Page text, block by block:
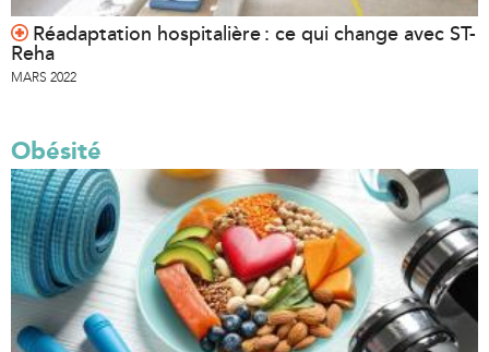
Réadaptation hospitalière : ce qui change avec ST-
Reha
MARS 2022
Obésité